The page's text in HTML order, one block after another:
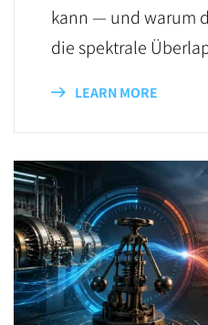
kann — und warum
die spektrale
LEARN MORE